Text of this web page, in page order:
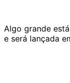
Algo grande
e será lançada